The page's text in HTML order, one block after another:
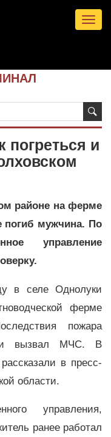
погреться и
районе на ферме
погиб мужчина. По
управление
в селе Однолуки
ферме
пожара
и вызвал МЧС. В
в пресс-
области.
управления,
ранее работал